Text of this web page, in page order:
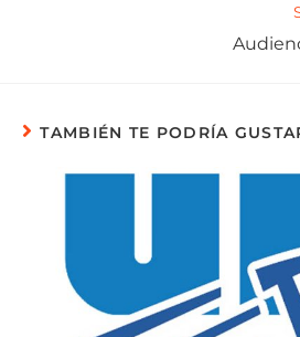
TAMBIÉN TE PODRÍA